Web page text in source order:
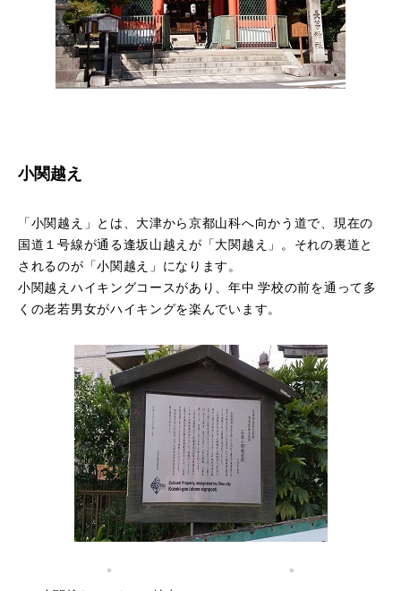
同窓会
小関越え
「小関越え」とは、大津から京都山科へ向かう道で、現在の
国道１号線が通る逢坂山越えが「大関越え」。それの裏道と
されるのが「小関越え」になります。
小関越えハイキングコースがあり、年中 学校の前を通って多
くの老若男女がハイキングを楽んでいます。